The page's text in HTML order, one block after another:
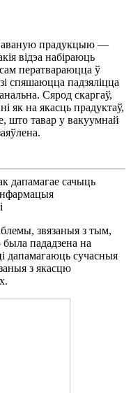
прадукцыю —
відэа набіраюць
ператвараюцца ў
спяшаюцца падзяліцца
Сярод скаргаў,
як на якасць прадуктаў,
што тавар у вакуумнай
звязаныя з тым,
пададзена на
дапамагаюць сучасныя
з якасцю